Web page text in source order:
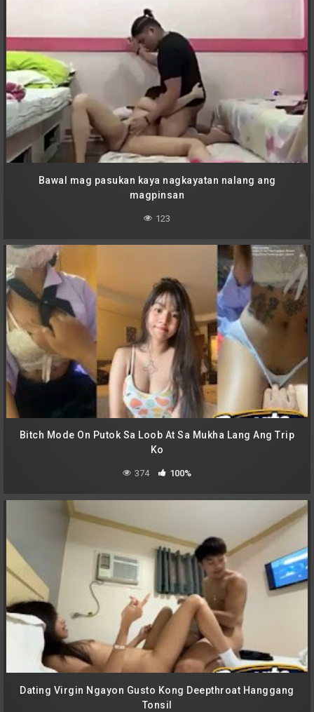
Bawal mag pasukan kaya nagkayatan nalang ang
magpinsan
123
Bitch Mode On Putok Sa Loob At Sa Mukha Lang Ang Trip
Ko
374 100%
Dating Virgin Ngayon Gusto Kong Deepthroat Hanggang
Tonsil